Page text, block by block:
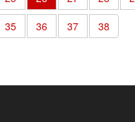
35 36 37 38